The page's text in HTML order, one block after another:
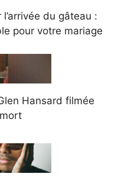
du gâteau :
pour votre mariage
Hansard filmée